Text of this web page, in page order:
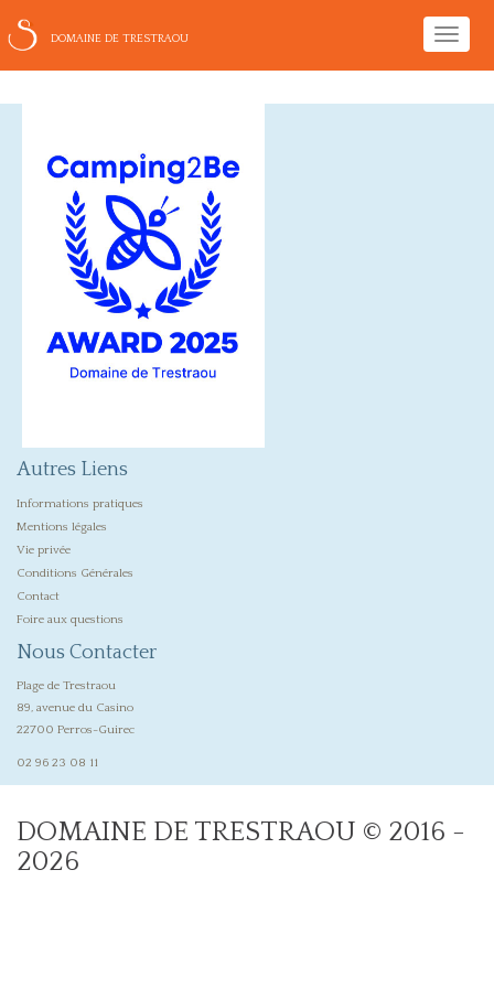
Toggle
DOMAINE DE TRESTRAOU
Autres Liens
Informations pratiques
Mentions légales
Vie privée
Conditions Générales
Contact
Foire aux questions
Nous Contacter
Plage de Trestraou
89, avenue du Casino
22700 Perros-Guirec
02 96 23 08 11
DOMAINE DE TRESTRAOU © 2016 -
2026